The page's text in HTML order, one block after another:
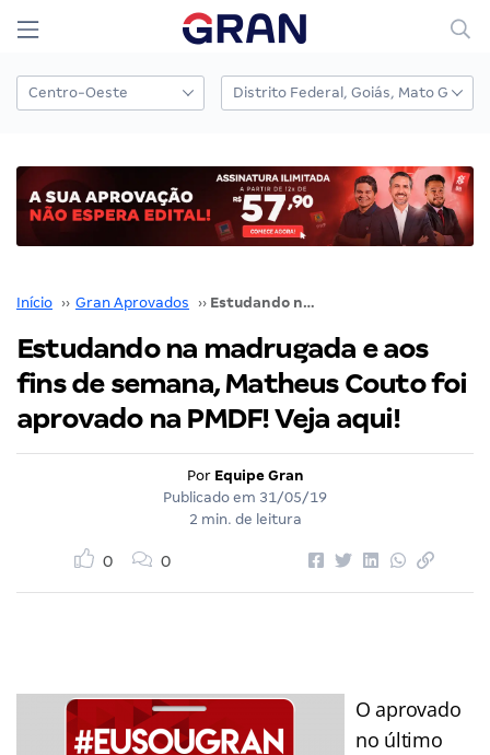
Início ›› Gran Aprovados ›› Estudando na madrugada e aos fins de semana, Matheus Couto foi aprovado na PMDF! Veja aqui!
Estudando na madrugada e aos
fins de semana, Matheus Couto foi
aprovado na PMDF! Veja aqui!
Por Equipe Gran
Publicado em 31/05/19
2 min. de leitura
0 0
O aprovado
no último